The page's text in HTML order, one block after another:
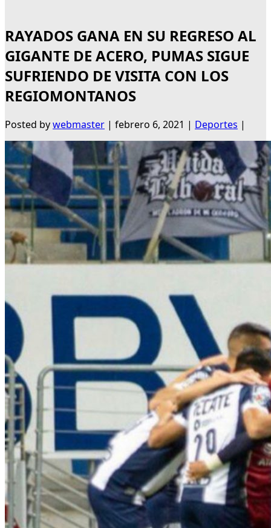
RAYADOS GANA EN SU REGRESO AL
GIGANTE DE ACERO, PUMAS SIGUE
SUFRIENDO DE VISITA CON LOS
REGIOMONTANOS
Posted bywebmaster | febrero 6, 2021 | Deportes |